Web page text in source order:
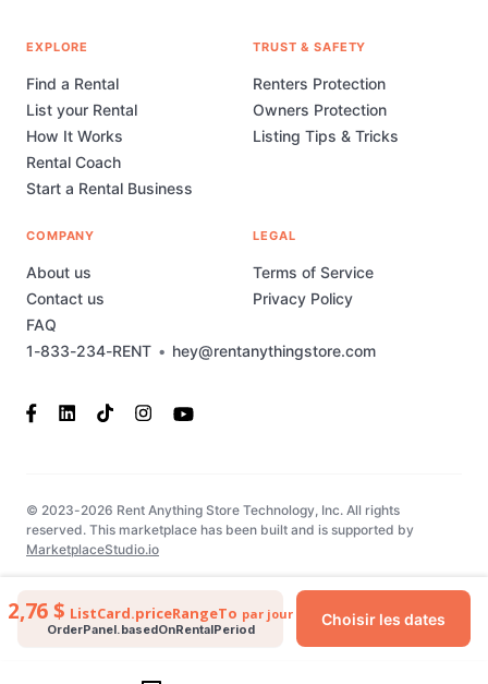
2,76 $ ListCard.priceRangeTo par jour
OrderPanel.basedOnRentalPeriod
Choisir les dates
1-833-234-RENT • hey@rentanythingstore.com
EXPLORE
Find a Rental
List your Rental
How It Works
Rental Coach
Start a Rental Business
TRUST & SAFETY
Renters Protection
Owners Protection
Listing Tips & Tricks
COMPANY
About us
Contact us
FAQ
LEGAL
Terms of Service
Privacy Policy
© 2023-2026 Rent Anything Store Technology, Inc. All rights
reserved. This marketplace has been built and is supported by
MarketplaceStudio.io